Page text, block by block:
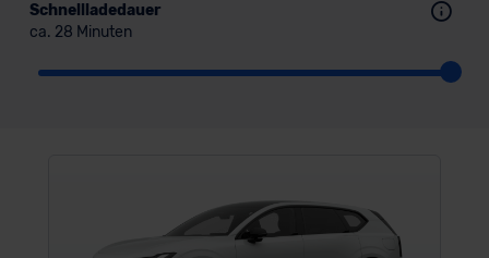
Schnellladedauer
ca. 28 Minuten